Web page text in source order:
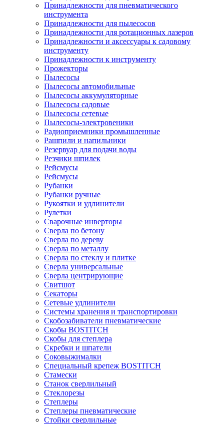
Принадлежности для пневматического
инструмента
Принадлежности для пылесосов
Принадлежности для ротационных лазеров
Принадлежности и аксессуары к садовому
инструменту
Принадлежности к инструменту
Прожекторы
Пылесосы
Пылесосы автомобильные
Пылесосы аккумуляторные
Пылесосы садовые
Пылесосы сетевые
Пылесосы-электровеники
Радиоприемники промышленные
Рашпили и напильники
Резервуар для подачи воды
Резчики шпилек
Рейсмусы
Рейсмусы
Рубанки
Рубанки ручные
Рукоятки и удлинители
Рулетки
Сварочные инверторы
Сверла по бетону
Сверла по дереву
Сверла по металлу
Сверла по стеклу и плитке
Сверла универсальные
Сверла центрирующие
Свитшот
Секаторы
Сетевые удлинители
Системы хранения и транспортировки
Скобозабиватели пневматические
Скобы BOSTITCH
Скобы для степлера
Скребки и шпатели
Соковыжималки
Специальный крепеж BOSTITCH
Стамески
Станок сверлильный
Стеклорезы
Степлеры
Степлеры пневматические
Стойки сверлильные